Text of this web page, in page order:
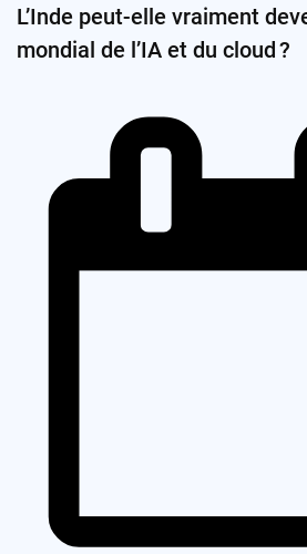
L’Inde peut-elle vraiment
mondial de l’IA et du cloud ?